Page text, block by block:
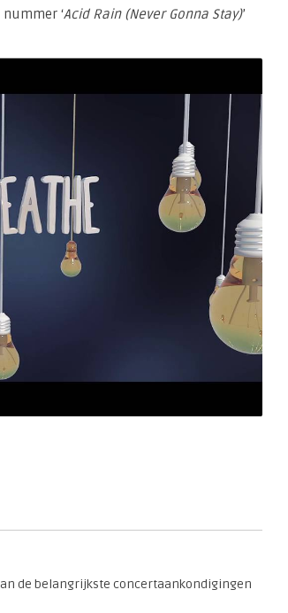
‘Acid Rain (Never Gonna Stay)’
de belangrijkste concertaankondigingen